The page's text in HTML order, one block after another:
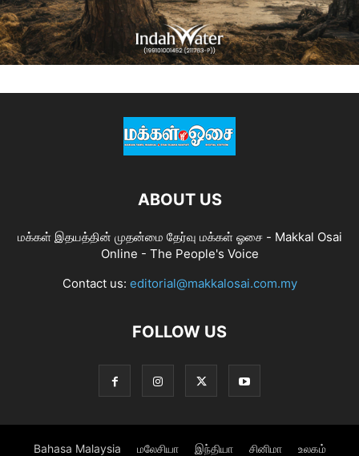
ABOUT US
மக்கள் இதயத்தின் முதன்மை தேர்வு மக்கள் ஓசை - Makkal Osai
Online - The People's Voice
Contact us: editorial@makkalosai.com.my
FOLLOW US
Bahasa Malaysia மலேசியா இந்தியா சினிமா உலகம்